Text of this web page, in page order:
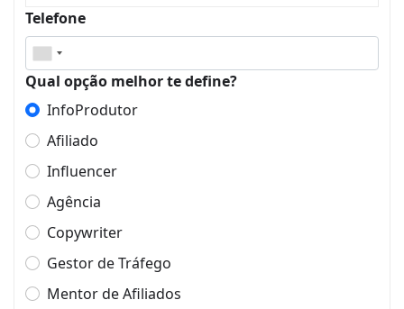
Telefone
Qual opção melhor te define?
InfoProdutor
Afiliado
Influencer
Agência
Copywriter
Gestor de Tráfego
Mentor de Afiliados